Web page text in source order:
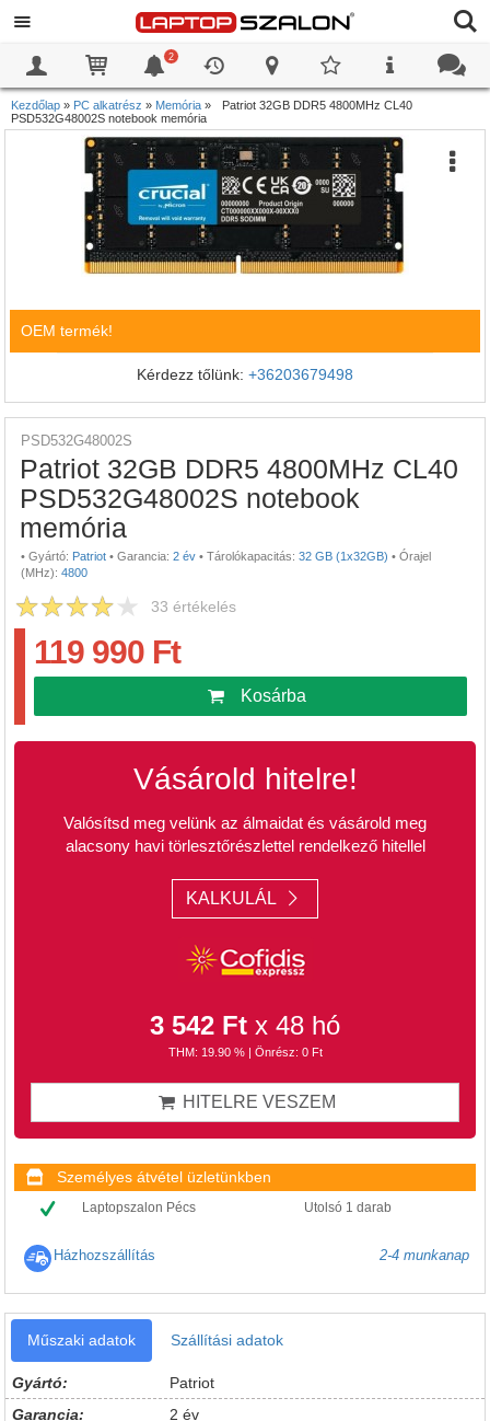
2
Kezdőlap » PC alkatrész » Memória »
Patriot 32GB DDR5 4800MHz CL40
PSD532G48002S notebook memória
OEM termék!
Kérdezz tőlünk: +36203679498
PSD532G48002S
Patriot 32GB DDR5 4800MHz CL40
PSD532G48002S notebook
memória
• Gyártó: Patriot • Garancia: 2 év • Tárolókapacitás: 32 GB (1x32GB) • Órajel
(MHz): 4800
33 értékelés
119 990 Ft
Kosárba
Vásárold hitelre!
Valósítsd meg velünk az álmaidat és vásárold meg
alacsony havi törlesztőrészlettel rendelkező hitellel
KALKULÁL
3 542 Ft x 48 hó
THM: 19.90 % | Önrész: 0 Ft
HITELRE VESZEM
Személyes átvétel üzletünkben
Laptopszalon Pécs Utolsó 1 darab
Házhozszállítás 2-4 munkanap
Műszaki adatok Szállítási adatok
Gyártó:
Patriot
Garancia:
2 év
0
0